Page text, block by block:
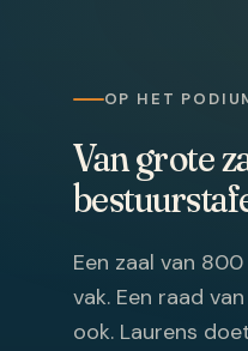
OP HET
Van grote
Een zaal van
vak. Een raad
ook. Laurens